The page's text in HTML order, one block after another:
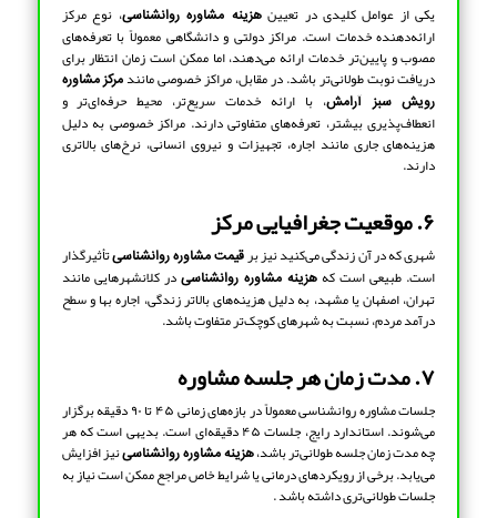
یکی از عوامل کلیدی در تعیینهزینه مشاوره روانشناسی، نوع مرکز
ارائه‌دهنده خدمات است. مراکز دولتی و دانشگاهی معمولاً با تعرفه‌های
مصوب و پایین‌تر خدمات ارائه می‌دهند، اما ممکن است زمان انتظار برای
دریافت نوبت طولانی‌تر باشد. در مقابل، مراکز خصوصی مانندمرکز مشاوره
رویش سبز آرامش، با ارائه خدمات سریع‌تر، محیط حرفه‌ای‌تر و
انعطاف‌پذیری بیشتر، تعرفه‌های متفاوتی دارند. مراکز خصوصی به دلیل
هزینه‌های جاری مانند اجاره، تجهیزات و نیروی انسانی، نرخ‌های بالاتری
دارند.
۶. موقعیت جغرافیایی مرکز
شهری که در آن زندگی می‌کنید نیز برقیمت مشاوره روانشناسیتأثیرگذار
است. طبیعی است که هزینه مشاوره روانشناسی در کلانشهرهایی مانند
تهران، اصفهان یا مشهد، به دلیل هزینه‌های بالاتر زندگی، اجاره بها و سطح
درآمد مردم، نسبت به شهرهای کوچک‌تر متفاوت باشد.
۷. مدت زمان هر جلسه مشاوره
جلسات مشاوره روانشناسی معمولاً در بازه‌های زمانی ۴۵ تا ۹۰ دقیقه برگزار
می‌شوند. استاندارد رایج، جلسات ۴۵ دقیقه‌ای است. بدیهی است که هر
چه مدت زمان جلسه طولانی‌تر باشد،هزینه مشاوره روانشناسینیز افزایش
می‌یابد. برخی از رویکردهای درمانی یا شرایط خاص مراجع ممکن است نیاز به
جلسات طولانی‌تری داشته باشد .